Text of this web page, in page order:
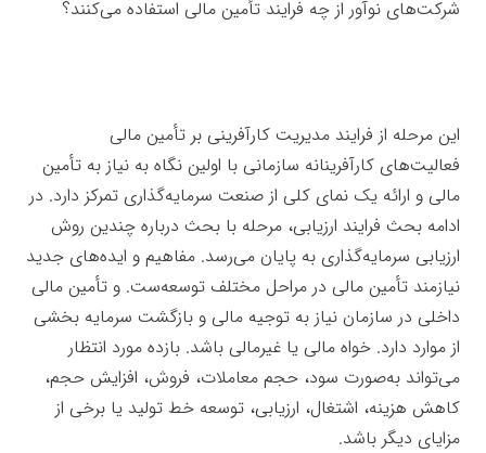
شرکت‌های نوآور از چه فرایند تأمین مالی استفاده می‌کنند؟
این مرحله از فرایند مدیریت کارآفرینی بر تأمین مالی
فعالیت‌های کارآفرینانه سازمانی با اولین نگاه به نیاز به تأمین
مالی و ارائه یک نمای کلی از صنعت سرمایه‌گذاری تمرکز دارد. در
ادامه بحث فرایند ارزیابی، مرحله با بحث درباره چندین روش
ارزیابی سرمایه‌گذاری به پایان می‌رسد. مفاهیم و ایده‌های جدید
نیازمند تأمین مالی در مراحل مختلف توسعه‌ست. و تأمین مالی
داخلی در سازمان نیاز به توجیه مالی و بازگشت سرمایه بخشی
از موارد دارد. خواه مالی یا غیرمالی باشد. بازده مورد انتظار
می‌تواند به‌صورت سود، حجم معاملات، فروش، افزایش حجم،
کاهش هزینه، اشتغال، ارزیابی، توسعه خط تولید یا برخی از
مزایای دیگر باشد.